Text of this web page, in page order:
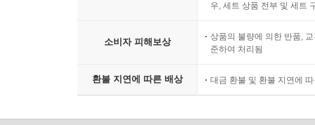
우, 세트 상품 전부 및 세트
소비자 피해보상
상품의 불량에 의한 반품,
준하여 처리됨
환불 지연에 따른 배상 대금 환불 및 환불 지연에